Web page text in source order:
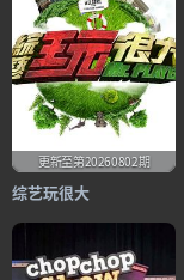
更新至第20260802期
综艺玩很大